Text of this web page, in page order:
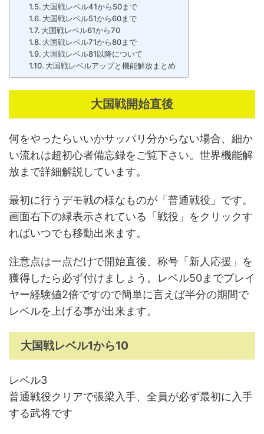
大国戦レベル41から50まで
大国戦レベル51から60まで
大国戦レベル61から70
大国戦レベル71から80まで
大国戦レベル81以降について
大国戦レベルアップと機能解放まとめ
大国戦開始直後
何をやったらいいかサッパリ分からない場合、細か
い流れは超初心者備忘録をご覧下さい。世界機能解
放まで詳細解説しています。
最初に行うデモ戦の様なものが「普通戦役」です。
画面右下の緑表示されている「戦役」をクリックす
ればいつでも移動出来ます。
注意点は一点だけで開始直後、称号「新人応援」を
獲得したら必ず付けましょう。レベル50までプレイ
ヤー経験値2倍ですので簡単に言えば半分の期間で
レベルを上げる事が出来ます。
大国戦レベル1から10
レベル3
普通戦役クリアで張梁入手、全員が必ず最初に入手
する武将です